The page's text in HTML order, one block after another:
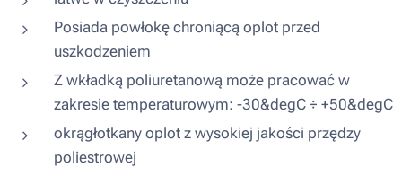
Posiada powłokę chroniącą oplot przed
uszkodzeniem
Z wkładką poliuretanową może pracować w
zakresie temperaturowym: -30&degC ÷ +50&degC
okrągłotkany oplot z wysokiej jakości przędzy
poliestrowej